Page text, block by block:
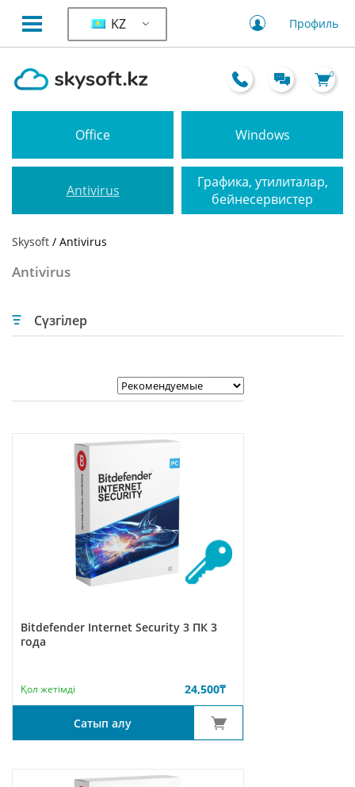
KZ Профиль
0
Office Windows
Antivirus
Графика, утилиталар,
бейнесервистер
Skysoft / Antivirus
Antivirus
Сүзгілер
Bitdefender Internet Security 3 ПК 3
года
Қол жетімді 24,500₸
Сатып алу